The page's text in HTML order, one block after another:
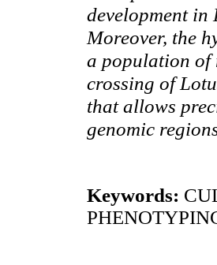
development
Moreover, the
a population of
crossing of
that allows
genomic
Keywords: